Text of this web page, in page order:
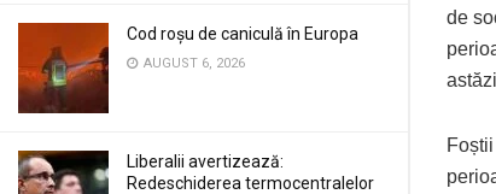
Cod roșu de caniculă în Europa
AUGUST 6, 2026
Liberalii avertizează:
Redeschiderea termocentralelor
de